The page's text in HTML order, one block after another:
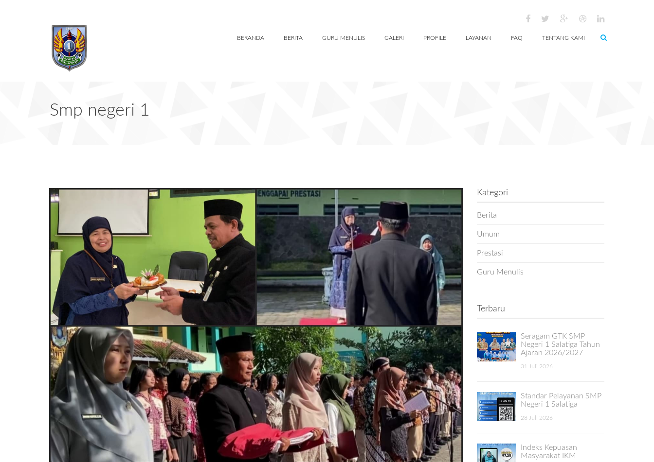
BERANDA BERITA GURU MENULIS GALERI PROFILE LAYANAN FAQ TENTANG KAMI
Smp negeri 1
Kategori
Berita
Umum
Prestasi
Guru Menulis
Terbaru
Seragam GTK SMP
Negeri 1 Salatiga Tahun
Ajaran 2026/2027
31 Juli 2026
Standar Pelayanan SMP
Negeri 1 Salatiga
28 Juli 2026
Indeks Kepuasan
Masyarakat IKM